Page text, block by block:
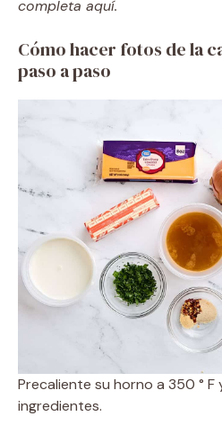
completa aquí.
Cómo hacer fotos de la
paso a paso
Precaliente su horno a 350 °
ingredientes.